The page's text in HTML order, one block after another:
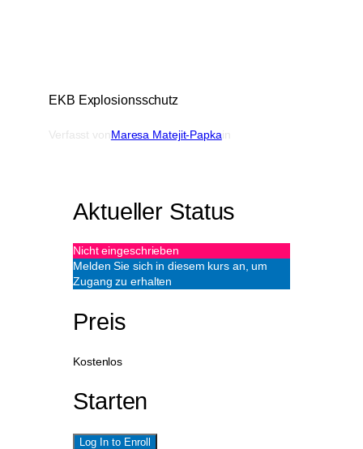
EKB Explosionsschutz
Verfasst von Maresa Matejit-Papkain
Aktueller Status
Nicht eingeschrieben
Melden Sie sich in diesem kurs an, um
Zugang zu erhalten
Preis
Kostenlos
Starten
Log In to Enroll